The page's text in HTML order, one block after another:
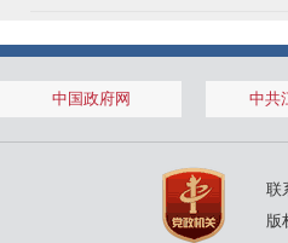
2005年 2004年
2003年 2002年
2001年 2000年
1998年
中国政府网 中共
联
版